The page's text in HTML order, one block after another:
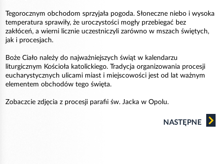
Tegorocznym obchodom sprzyjała pogoda. Słoneczne niebo i wysoka
temperatura sprawiły, że uroczystości mogły przebiegać bez
zakłóceń, a wierni licznie uczestniczyli zarówno w mszach świętych,
jak i procesjach.
Boże Ciało należy do najważniejszych świąt w kalendarzu
liturgicznym Kościoła katolickiego. Tradycja organizowania procesji
eucharystycznych ulicami miast i miejscowości jest od lat ważnym
elementem obchodów tego święta.
Zobaczcie zdjęcia z procesji parafii św. Jacka w Opolu.
NASTĘPNE